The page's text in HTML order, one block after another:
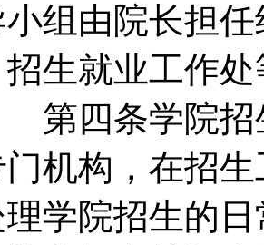
组由院长担
生就业工作
四条学院招
机构，在招
理学院招生的